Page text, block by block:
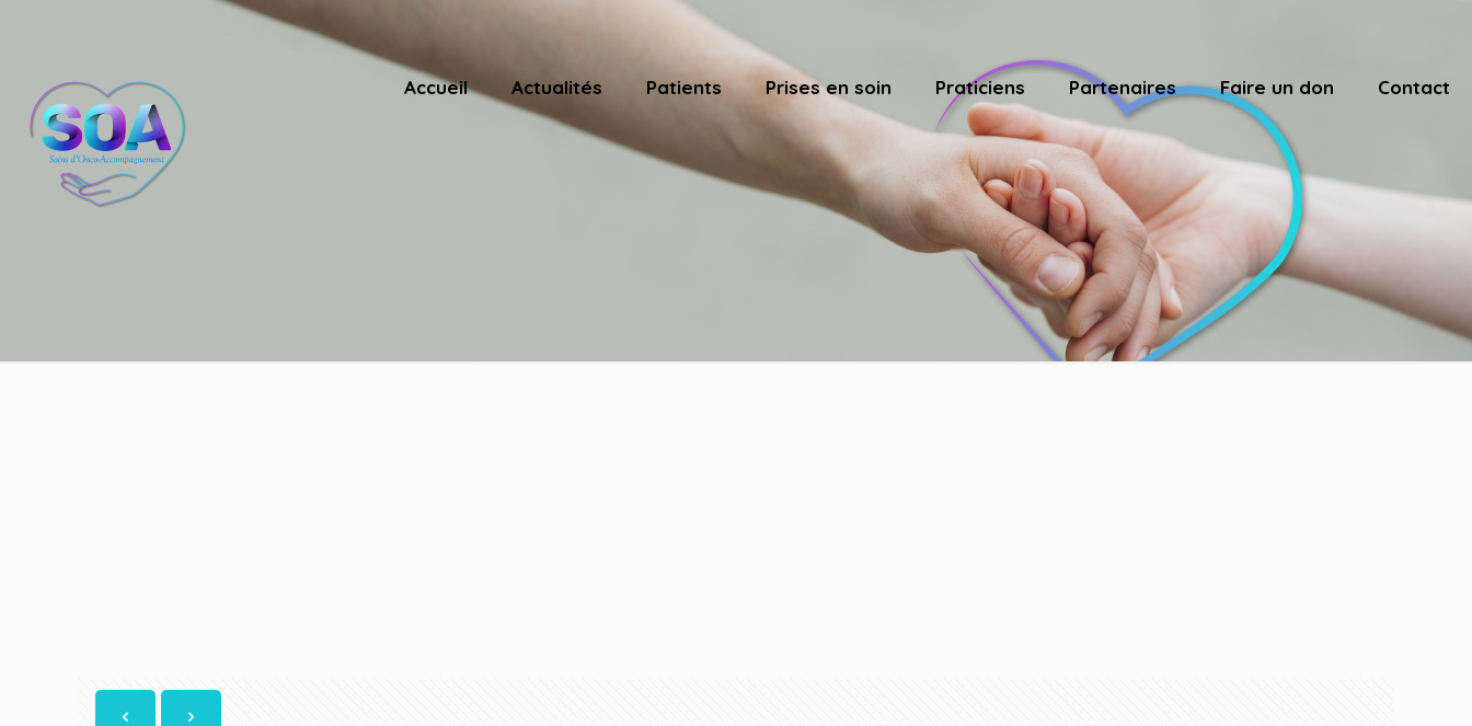
Accueil Actualités Patients Prises en soin Praticiens Partenaires Faire un don Contact